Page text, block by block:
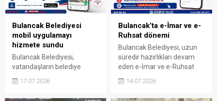
Bulancak Belediyesi
mobil uygulamayı
hizmete sundu
Bulancak Belediyesi,
vatandaşların belediye
kolay ulaşabilmesi amacıyla
17.07.2026
Bulancak’ta e-İmar ve e-
Ruhsat dönemi
Bulancak Belediyesi, uzun
süredir hazırlıkları devam
eden e-İmar ve e-Ruhsat
uygulamayla vatandaşlar,
14.07.2026